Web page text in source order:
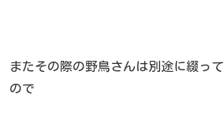
またその際の野鳥さんは別途に綴っ
ので